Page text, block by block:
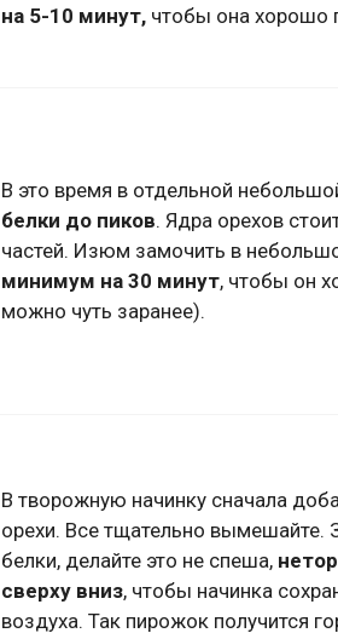
на 5-10 минут, чтобы она хорошо
В это время в отдельной
белки до пиков. Ядра орехов
частей. Изюм замочить в
минимум на 30 минут, чтобы он
можно чуть заранее).
В творожную начинку сначала
орехи. Все тщательно вымешайте.
белки, делайте это не спеша,
сверху вниз, чтобы начинка
воздуха. Так пирожок получится